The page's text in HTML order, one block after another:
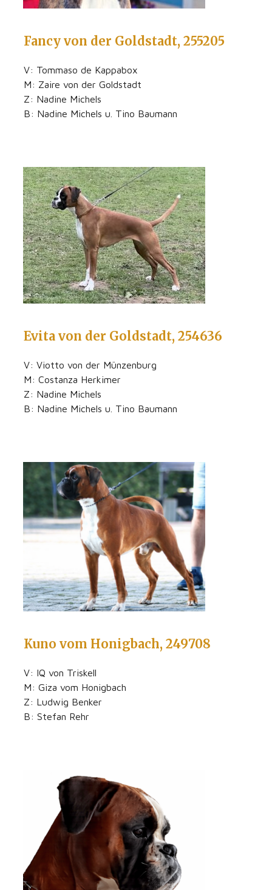
Fancy von der Goldstadt, 255205
V: Tommaso de Kappabox
M: Zaire von der Goldstadt
Z: Nadine Michels
B: Nadine Michels u. Tino Baumann
Evita von der Goldstadt, 254636
V: Viotto von der Münzenburg
M: Costanza Herkimer
Z: Nadine Michels
B: Nadine Michels u. Tino Baumann
Kuno vom Honigbach, 249708
V: IQ von Triskell
M: Giza vom Honigbach
Z: Ludwig Benker
B: Stefan Rehr